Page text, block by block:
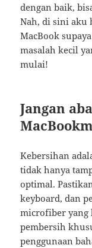
dengan baik,
Nah, di sini aku
MacBook
masalah kecil
mulai!
Jangan
Kebersihan
tidak hanya
optimal.
keyboard, dan
microfiber yang
pembersih
penggunaan